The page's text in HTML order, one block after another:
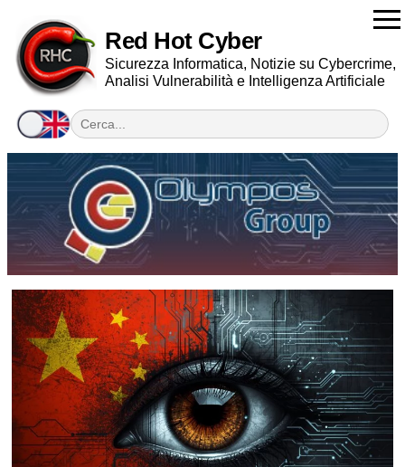
Red Hot Cyber
Sicurezza Informatica, Notizie su Cybercrime,
Analisi Vulnerabilità e Intelligenza Artificiale